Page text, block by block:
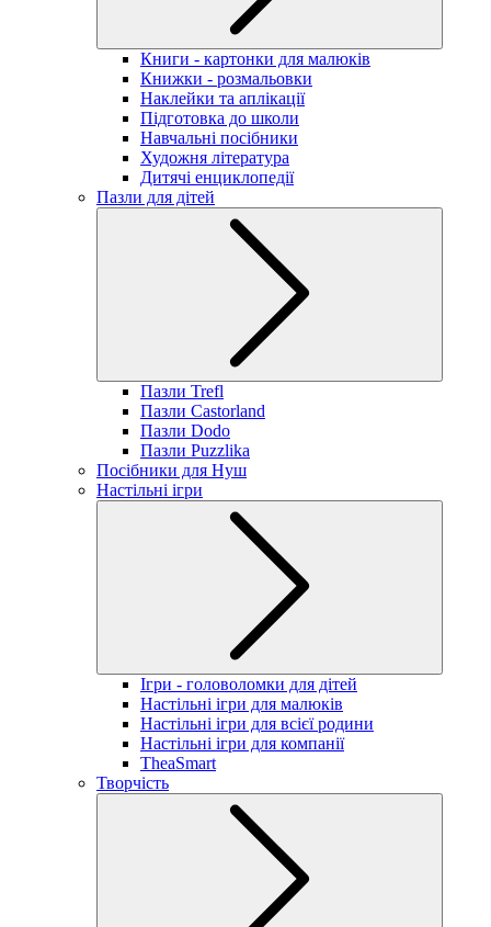
Книги - картонки для малюків
Книжки - розмальовки
Наклейки та аплікації
Підготовка до школи
Навчальні посібники
Художня література
Дитячі енциклопедії
Пазли для дітей
Пазли Trefl
Пазли Castorland
Пазли Dodo
Пазли Puzzlika
Посібники для Нуш
Настільні ігри
Ігри - головоломки для дітей
Настільні ігри для малюків
Настільні ігри для всієї родини
Настільні ігри для компанії
TheaSmart
Творчість